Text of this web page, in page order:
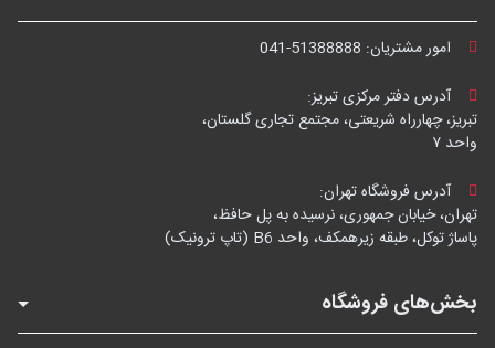
امور مشتریان: 041-51388888
آدرس دفتر مرکزی تبریز:
تبریز، چهارراه شریعتی، مجتمع تجاری گلستان،
واحد ۷
آدرس فروشگاه تهران:
تهران، خیابان جمهوری، نرسیده به پل حافظ،
پاساژ توکل، طبقه زیرهمکف، واحد B6 (تاپ ترونیک)
بخش‌های فروشگاه